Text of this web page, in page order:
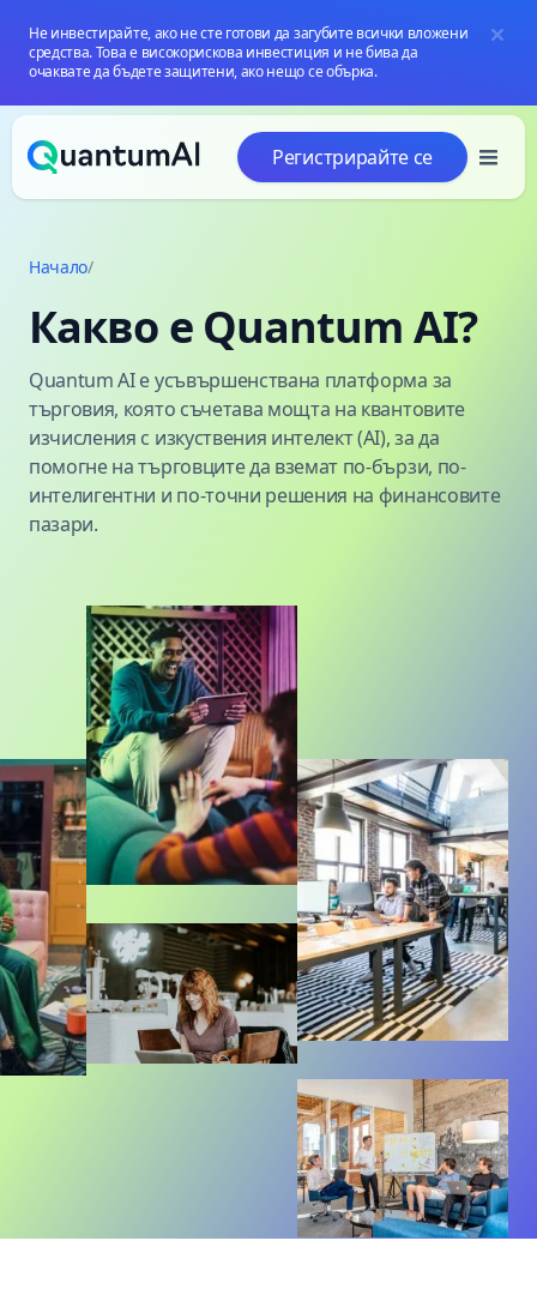
Не инвестирайте, ако не сте готови да загубите всички вложени
средства. Това е високорискова инвестиция и не бива да
очаквате да бъдете защитени, ако нещо се обърка.
Преминаване към съдържанието
Регистрирайте се
Начало/
Какво е Quantum AI?
Quantum AI е усъвършенствана платформа за
търговия, която съчетава мощта на квантовите
изчисления с изкуствения интелект (AI), за да
помогне на търговците да вземат по-бързи, по-
интелигентни и по-точни решения на финансовите
пазари.